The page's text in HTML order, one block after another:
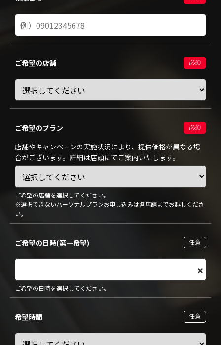
ご希望の店舗 必須
ご希望のプラン 必須
店舗やキャンペーンの実施状況により、提供価格が異なる場
合がございます。詳細は店頭にてご案内いたします。
ご希望の店舗を選択してください。
※選択できないパーソナルプランお申し込みは各店舗までお越しくださ
い。
ご希望の日時(第一希望) 任意
ご希望の日時を選択してください。
希望時間 任意